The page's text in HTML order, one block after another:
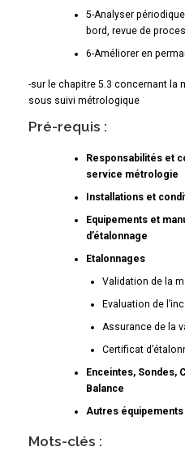
5-Analyser
bord, revue de
6-Améliorer en
-sur le chapitre 5.3 concernant la
sous suivi métrologique
Pré-requis :
Responsabilités et
service métrologie
Installations et
Equipements et
d’étalonnage
Etalonnages
Validation de la
Evaluation de
Assurance de la
Certificat
Enceintes, Sondes,
Balance
Autres équipements
Mots-clés :